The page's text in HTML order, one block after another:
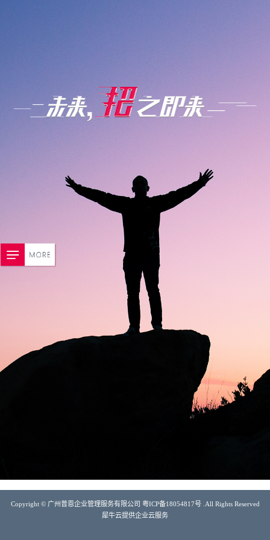
Copyright © 广州普恩企业管理服务有限公司 粤ICP备18054817号 .All Rights Reserved
犀牛云提供企业云服务